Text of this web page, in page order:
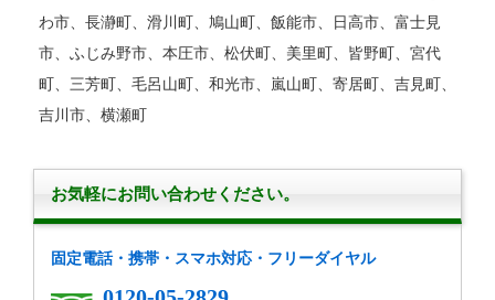
わ市、長瀞町、滑川町、鳩山町、飯能市、日高市、富士見
市、ふじみ野市、本圧市、松伏町、美里町、皆野町、宮代
町、三芳町、毛呂山町、和光市、嵐山町、寄居町、吉見町、
吉川市、横瀬町
お気軽にお問い合わせください。
固定電話・携帯・スマホ対応・フリーダイヤル